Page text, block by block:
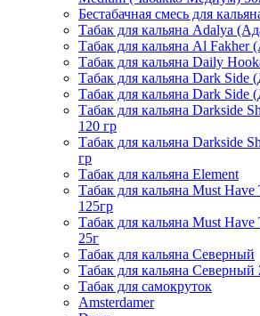
Бестабачная смесь для
Табак для кальяна Adalya
Табак для кальяна Al Fakher
Табак для кальяна Daily
Табак для кальяна Dark Side
Табак для кальяна Dark Side
Табак для кальяна Darkside
120 гр
Табак для кальяна Darkside
гр
Табак для кальяна Element
Табак для кальяна Must
125гр
Табак для кальяна Must
25г
Табак для кальяна Северный
Табак для кальяна Северный
Табак для самокруток
Amsterdamer